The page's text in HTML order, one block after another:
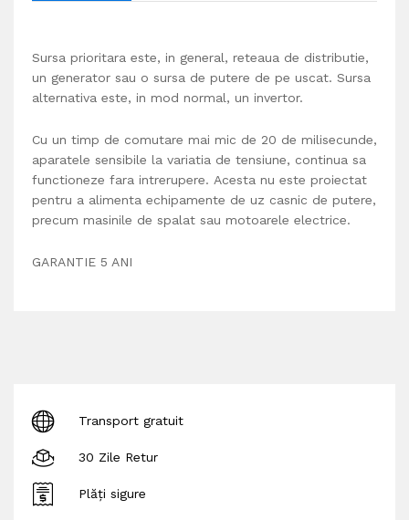
Sursa prioritara este, in general, reteaua de distributie,
un generator sau o sursa de putere de pe uscat. Sursa
alternativa este, in mod normal, un invertor.
Cu un timp de comutare mai mic de 20 de milisecunde,
aparatele sensibile la variatia de tensiune, continua sa
functioneze fara intrerupere. Acesta nu este proiectat
pentru a alimenta echipamente de uz casnic de putere,
precum masinile de spalat sau motoarele electrice.
GARANTIE 5 ANI
Transport gratuit
30 Zile Retur
Plăți sigure